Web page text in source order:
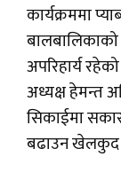
कार्यक्रममा
अपरिहार्य
अध्यक्ष हेमन्त
सिकाईमा
बढाउन खेलकुद